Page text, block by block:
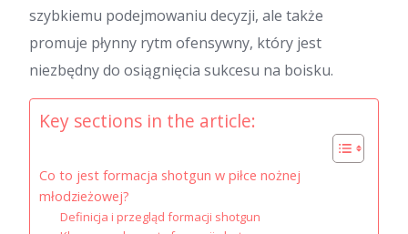
szybkiemu podejmowaniu decyzji, ale także
promuje płynny rytm ofensywny, który jest
niezbędny do osiągnięcia sukcesu na boisku.
Key sections in the article:
Co to jest formacja shotgun w piłce nożnej
młodzieżowej?
Definicja i przegląd formacji shotgun